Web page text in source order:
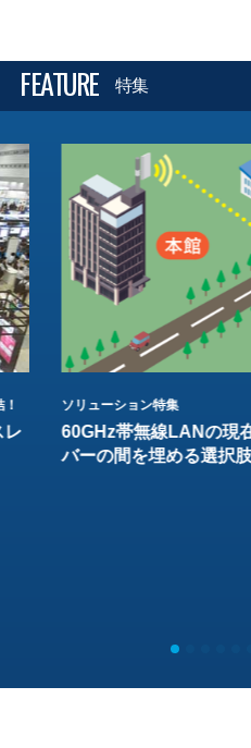
FEATURE 特集
レ
ソリューション特集
60GHz帯無線LANの現
バーの間を埋める選択